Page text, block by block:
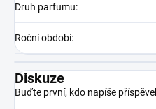
Druh parfumu:
Roční období:
Diskuze
Buďte první, kdo napíše